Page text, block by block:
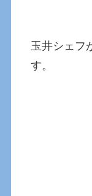
玉井シェフ
す。